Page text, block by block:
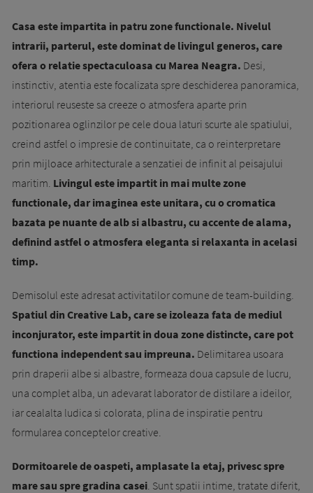
Casa este impartita in patru zone functionale. Nivelul
intrarii, parterul, este dominat de livingul generos, care
ofera o relatie spectaculoasa cu Marea Neagra. Desi,
instinctiv, atentia este focalizata spre deschiderea panoramica,
interiorul reuseste sa creeze o atmosfera aparte prin
pozitionarea oglinzilor pe cele doua laturi scurte ale spatiului,
creind astfel o impresie de continuitate, ca o reinterpretare
prin mijloace arhitecturale a senzatiei de infinit al peisajului
maritim. Livingul este impartit in mai multe zone
functionale, dar imaginea este unitara, cu o cromatica
bazata pe nuante de alb si albastru, cu accente de alama,
definind astfel o atmosfera eleganta si relaxanta in acelasi
timp.
Demisolul este adresat activitatilor comune de team-building.
Spatiul din Creative Lab, care se izoleaza fata de mediul
inconjurator, este impartit in doua zone distincte, care pot
functiona independent sau impreuna. Delimitarea usoara
prin draperii albe si albastre, formeaza doua capsule de lucru,
una complet alba, un adevarat laborator de distilare a ideilor,
iar cealalta ludica si colorata, plina de inspiratie pentru
formularea conceptelor creative.
Dormitoarele de oaspeti, amplasate la etaj, privesc spre
mare sau spre gradina casei . Sunt spatii intime, tratate diferit,